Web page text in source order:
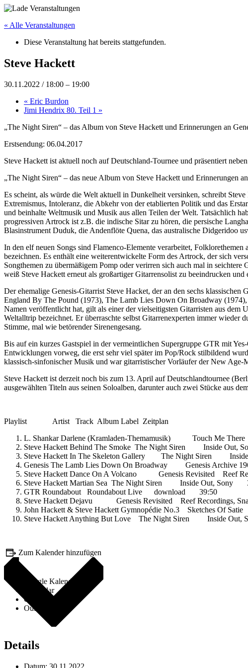
« Alle Veranstaltungen
Diese Veranstaltung hat bereits stattgefunden.
Steve Hackett
30.11.2022 / 18:00 – 19:00
« Eric Burdon
Jimi Hendrix 80. Teil 1 »
„The Night Siren“ – das Album von Steve Hackett und Erinnerungen an
Erstsendung: 06.04.2017
Steve Hackett ist aktuell noch auf Deutschland-Tournee und präsentiert
„The Night Siren“ – das neue Album von Steve Hackett und Erinnerungen
Es scheint, als würde die Welt aktuell in Dunkelheit versinken, schreibt
Extremismus, Intoleranz, die Abkehr von der etablierten Politik und das
und beinhalte Weltmusik und Musik aus allen Teilen der Welt. Tatsächlich
progressiven Artrock ist z.B. die indische Sitar zu hören, die persische
Blasinstrument Duduk, die Andenflöte Quena, das australische Didgeridoo
In den elf neuen Songs sind Flamenco-Elemente verarbeitet,
bezeichnen. Es enthält eine weiterentwickelte Form des Artrock, der sich
Songthemen zu übermäßigem Pomp oder verirren sich auch mal in
weiß Steve Hackett erneut als großartiger Gitarrensolist zu beeindrucken
Der ehemalige Genesis-Gitarrist Steve Hacket, der an den sechs
England By The Pound (1973), The Lamb Lies Down On Broadway
Namen veröffentlicht hat, gilt als einer der vielseitigsten Gitarristen aus
Weltalltrip bezeichnet. Er überraschte selbst Gitarrenexperten immer wieder
Stimme, mal wie betörender Sirenengesang.
Bis auf ein kurzes Gastspiel in der vermeintlichen Supergruppe GTR mit
Entwicklungen vorweg, die erst sehr viel später im Pop/Rock stilbildend
klassisch-sinfonischer Musik und war gitarristischer Vorläufer der New
Steve Hackett ist derzeit noch bis zum 13. April auf Deutschlandtournee
ausgewählten Titeln aus seinen Soloalben, darunter auch zwei Stücke aus
Playlist Artist Track Album Label Zeitplan
L. Shankar Darlene (Kramladen-Themamusik) Touch Me
Steve Hackett Behind The Smoke The Night Siren Inside Out,
Steve Hackett In The Skeleton Gallery The Night Siren
Genesis The Lamb Lies Down On Broadway Genesis
Steve Hackett Dance On A Volcano Genesis Revisited Reef
Steve Hackett Martian Sea The Night Siren Inside Out, Sony
GTR Roundabout Roundabout Live download 39:50
Steve Hackett Dejavu Genesis Revisited Reef Recordings,
John Hackett & Steve Hackett Gymnopédie No.3 Sketches Of
Steve Hackett Anything But Love The Night Siren Inside
Zum Kalender hinzufügen
Google Kalender
iCalendar
Outlook 365
Outlook Live
Details
Datum: 30.11.2022